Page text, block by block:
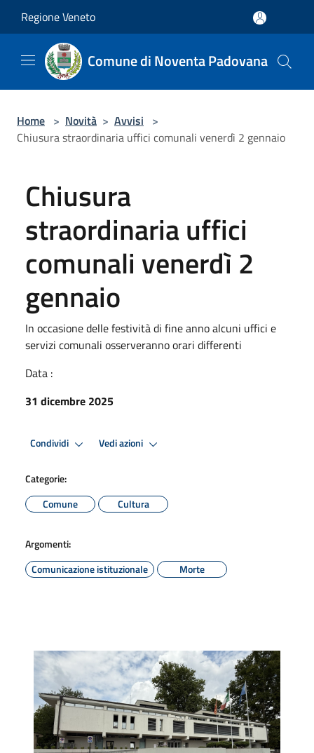
Regione Veneto
Comune di Noventa Padovana
Home > Novità > Avvisi >
Chiusura straordinaria uffici comunali venerdì 2 gennaio
Chiusura
straordinaria uffici
comunali venerdì 2
gennaio
In occasione delle festività di fine anno alcuni uffici e
servizi comunali osserveranno orari differenti
Data :
31 dicembre 2025
Condividi Vedi azioni
Categorie:
Comune
Cultura
Argomenti:
Comunicazione istituzionale
Morte